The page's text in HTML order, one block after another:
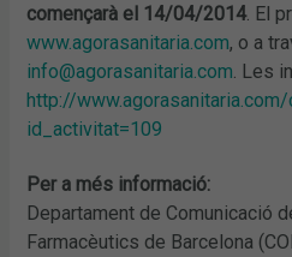
començarà el 14/04/2014. El
www.agorasanitaria.com, o a
info@agorasanitaria.com . Les
http://
id_activitat=109
Per a més informació:
Departament de Comunicació
Farmacèutics de Barcelona